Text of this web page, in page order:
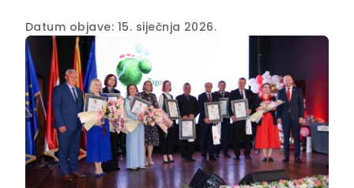
Datum objave: 15. siječnja 2026.